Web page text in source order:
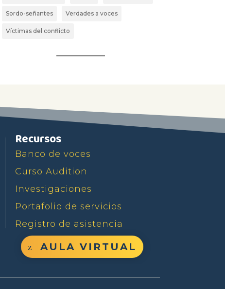
Sordo-señantes Verdades a voces
Víctimas del conflicto
Recursos
Banco de voces
Curso Audition
Investigaciones
Portafolio de servicios
Registro de asistencia
AULA VIRTUAL